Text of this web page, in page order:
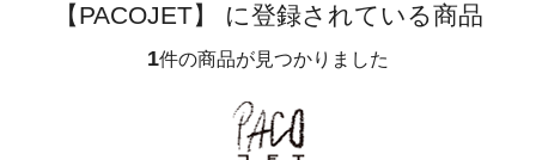
【PACOJET】 に登録されている商品
1件の商品が見つかりました